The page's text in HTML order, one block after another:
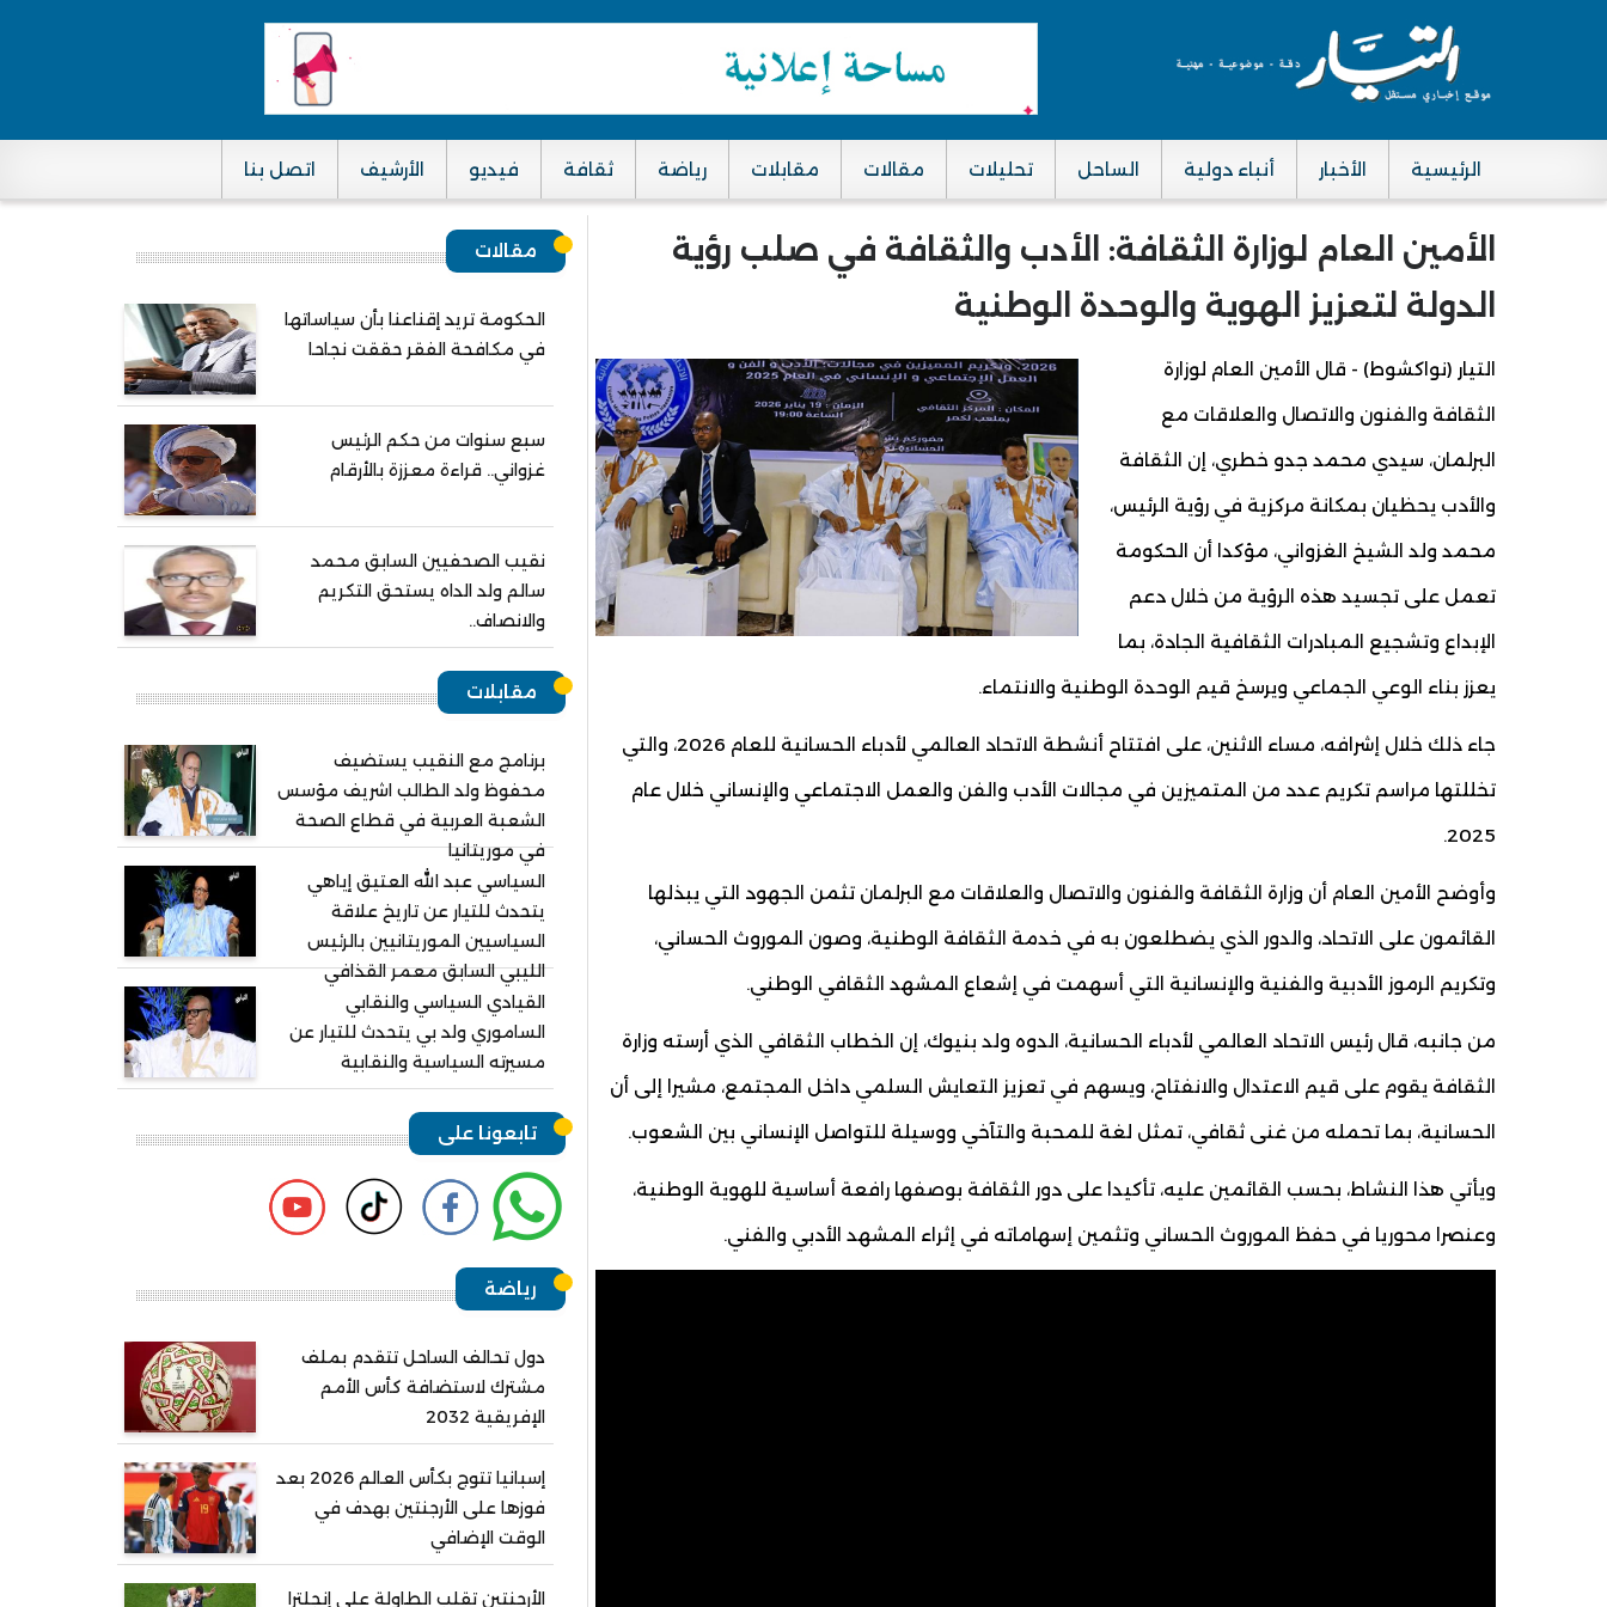
Main navigation
الرئيسية الأخبار أنباء دولية الساحل تحليلات مقالات مقابلات رياضة ثقافة فيديو الأرشيف اتصل بنا
الأمين العام لوزارة الثقافة: الأدب والثقافة في صلب رؤية
الدولة لتعزيز الهوية والوحدة الوطنية
التيار (نواكشوط) - قال الأمين العام لوزارة
الثقافة والفنون والاتصال والعلاقات مع
البرلمان، سيدي محمد جدو خطري، إن الثقافة
والأدب يحظيان بمكانة مركزية في رؤية الرئيس،
محمد ولد الشيخ الغزواني، مؤكدا أن الحكومة
تعمل على تجسيد هذه الرؤية من خلال دعم
الإبداع وتشجيع المبادرات الثقافية الجادة، بما
يعزز بناء الوعي الجماعي ويرسخ قيم الوحدة الوطنية والانتماء.
جاء ذلك خلال إشرافه، مساء الاثنين، على افتتاح أنشطة الاتحاد العالمي لأدباء الحسانية للعام 2026، والتي
تخللتها مراسم تكريم عدد من المتميزين في مجالات الأدب والفن والعمل الاجتماعي والإنساني خلال عام
2025.
وأوضح الأمين العام أن وزارة الثقافة والفنون والاتصال والعلاقات مع البرلمان تثمن الجهود التي يبذلها
القائمون على الاتحاد، والدور الذي يضطلعون به في خدمة الثقافة الوطنية، وصون الموروث الحساني،
وتكريم الرموز الأدبية والفنية والإنسانية التي أسهمت في إشعاع المشهد الثقافي الوطني.
من جانبه، قال رئيس الاتحاد العالمي لأدباء الحسانية، الدوه ولد بنيوك، إن الخطاب الثقافي الذي أرسته وزارة
الثقافة يقوم على قيم الاعتدال والانفتاح، ويسهم في تعزيز التعايش السلمي داخل المجتمع، مشيرا إلى أن
الحسانية، بما تحمله من غنى ثقافي، تمثل لغة للمحبة والتآخي ووسيلة للتواصل الإنساني بين الشعوب.
ويأتي هذا النشاط، بحسب القائمين عليه، تأكيدا على دور الثقافة بوصفها رافعة أساسية للهوية الوطنية،
وعنصرا محوريا في حفظ الموروث الحساني وتثمين إسهاماته في إثراء المشهد الأدبي والفني.
مقالات
الحكومة تريد إقناعنا بأن سياساتها
في مكافحة الفقر حققت نجاحا
سبع سنوات من حكم الرئيس
غزواني.. قراءة معززة بالأرقام
نقيب الصحفيين السابق محمد
سالم ولد الداه يستحق التكريم
والانصاف..
مقابلات
برنامج مع النقيب يستضيف
محفوظ ولد الطالب اشريف مؤسس
الشعبة العربية في قطاع الصحة
في موريتانيا
السياسي عبد الله العتيق إياهي
يتحدث للتيار عن تاريخ علاقة
السياسيين الموريتانيين بالرئيس
الليبي السابق معمر القذافي
القيادي السياسي والنقابي
الساموري ولد بي يتحدث للتيار عن
مسيرته السياسية والنقابية
تابعونا على
رياضة
دول تحالف الساحل تتقدم بملف
مشترك لاستضافة كأس الأمم
الإفريقية 2032
إسبانيا تتوج بكأس العالم 2026 بعد
فوزها على الأرجنتين بهدف في
الوقت الإضافي
الأرجنتين تقلب الطاولة على إنجلترا